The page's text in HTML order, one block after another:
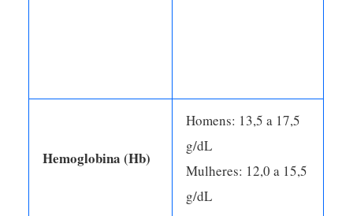
Hemoglobina (Hb)
Homens: 13,5 a 17,5
g/dL
Mulheres: 12,0 a 15,5
g/dL